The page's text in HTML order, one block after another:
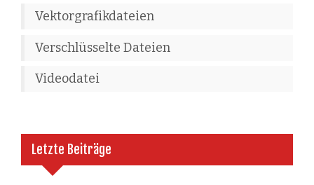
Vektorgrafikdateien
Verschlüsselte Dateien
Videodatei
Letzte Beiträge